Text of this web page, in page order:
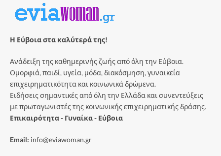
Η Εύβοια στα καλύτερά της!
Ανάδειξη της καθημερινής ζωής από όλη την Εύβοια.
Ομορφιά, παιδί, υγεία, μόδα, διακόσμηση, γυναικεία
επιχειρηματικότητα και κοινωνικά δρώμενα.
Ειδήσεις σημαντικές από όλη την Ελλάδα και συνεντεύξεις
με πρωταγωνιστές της κοινωνικής επιχειρηματικής δράσης.
Επικαιρότητα - Γυναίκα - Εύβοια
Email: info@eviawoman.gr